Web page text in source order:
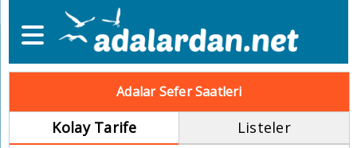
Adalar Sefer Saatleri
Kolay Tarife Listeler